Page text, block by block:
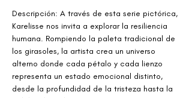
Descripción: A través de esta serie pictórica,
Karelisse nos invita a explorar la resiliencia
humana. Rompiendo la paleta tradicional de
los girasoles, la artista crea un universo
alterno donde cada pétalo y cada lienzo
representa un estado emocional distinto,
desde la profundidad de la tristeza hasta la